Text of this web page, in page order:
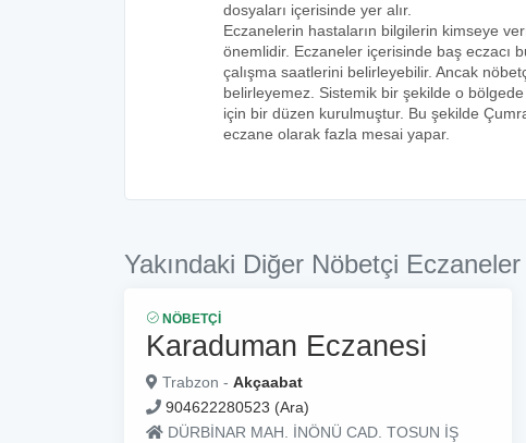
dosyaları içerisinde yer alır.
Eczanelerin hastaların bilgilerin kimseye
önemlidir. Eczaneler içerisinde baş eczacı
çalışma saatlerini belirleyebilir. Ancak
belirleyemez. Sistemik bir şekilde o
için bir düzen kurulmuştur. Bu şekilde
eczane olarak fazla mesai yapar.
Yakındaki Diğer Nöbetçi Eczaneler
NÖBETÇI
Karaduman Eczanesi
Trabzon - Akçaabat
904622280523 (Ara)
DÜRBİNAR MAH. İNÖNÜ CAD. TOSUN İŞ